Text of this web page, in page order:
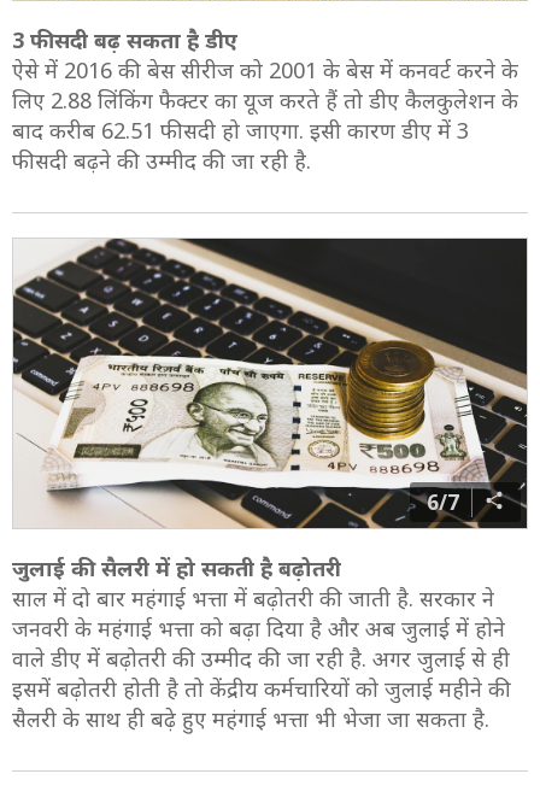
3 फीसदी बढ़ सकता है डीए
ऐसे में 2016 की बेस सीरीज को 2001 के बेस में कनवर्ट करने के
लिए 2.88 लिंकिंग फैक्टर का यूज करते हैं तो डीए कैलकुलेशन के
बाद करीब 62.51 फीसदी हो जाएगा. इसी कारण डीए में 3
फीसदी बढ़ने की उम्‍मीद की जा रही है.
6/7
जुलाई की सैलरी में हो सकती है बढ़ोतरी
साल में दो बार महंगाई भत्ता में बढ़ोतरी की जाती है. सरकार ने
जनवरी के महंगाई भत्ता को बढ़ा दिया है और अब जुलाई में होने
वाले डीए में बढ़ोतरी की उम्‍मीद की जा रही है. अगर जुलाई से ही
इसमें बढ़ोतरी होती है तो केंद्रीय कर्मचारियों को जुलाई महीने की
सैलरी के साथ ही बढ़े हुए महंगाई भत्ता भी भेजा जा सकता है.